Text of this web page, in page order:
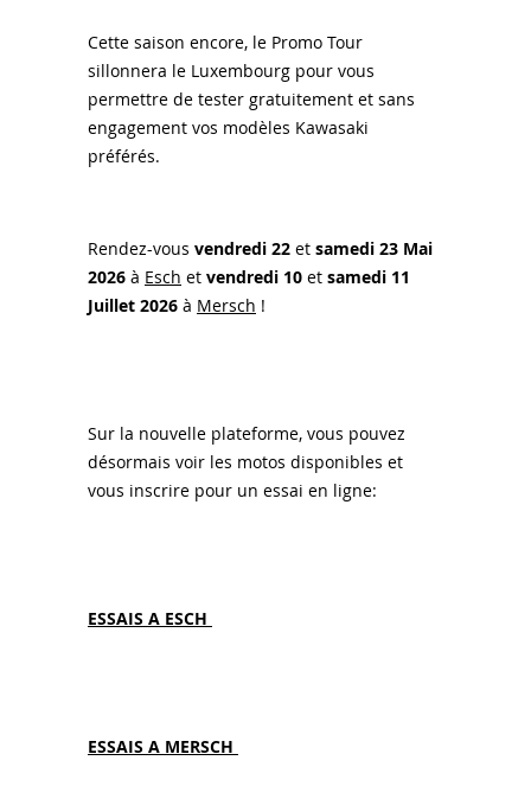
Cette saison encore, le Promo Tour
sillonnera le Luxembourg pour vous
permettre de tester gratuitement et sans
engagement vos modèles Kawasaki
préférés.
Rendez-vous vendredi 22 et samedi 23 Mai
2026 à Esch et vendredi 10 et samedi 11
Juillet 2026 à Mersch !
Sur la nouvelle plateforme, vous pouvez
désormais voir les motos disponibles et
vous inscrire pour un essai en ligne:
ESSAIS A ESCH
ESSAIS A MERSCH